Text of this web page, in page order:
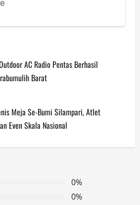
AC Radio Pentas Berhasil
Barat
Meja Se-Bumi Silampari, Atlet
Even Skala Nasional
0%
0%